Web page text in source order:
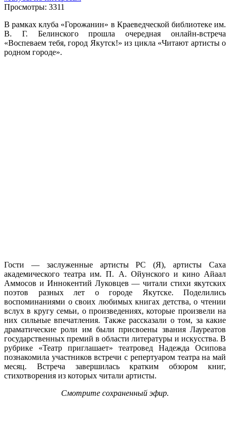
Просмотры: 3311
В рамках клуба «Горожанин» в Краеведческой библиотеке им.
В. Г. Белинского прошла очередная онлайн-встреча
«Воспеваем тебя, город Якутск!» из цикла «Читают артисты о
родном городе».
Гости — заслуженные артисты РС (Я), артисты Саха
академического театра им. П. А. Ойунского и кино Айаал
Аммосов и Иннокентий Луковцев — читали стихи якутских
поэтов разных лет о городе Якутске. Поделились
воспоминаниями о своих любимых книгах детства, о чтении
вслух в кругу семьи, о произведениях, которые произвели на
них сильные впечатления. Также рассказали о том, за какие
драматические роли им были присвоены звания Лауреатов
государственных премий в области литературы и искусства. В
рубрике «Театр приглашает» театровед Надежда Осипова
познакомила участников встречи с репертуаром театра на май
месяц. Встреча завершилась кратким обзором книг,
стихотворения из которых читали артисты.
Смотрите сохраненный эфир.